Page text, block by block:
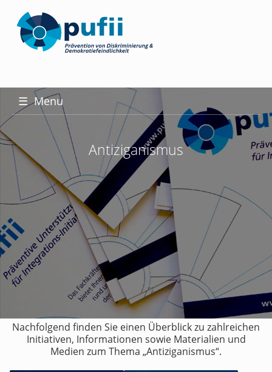
☰ Menu
Antiziganismus
Nachfolgend finden Sie einen Überblick zu zahlreichen
Initiativen, Informationen sowie Materialien und
Medien zum Thema „Antiziganismus“.